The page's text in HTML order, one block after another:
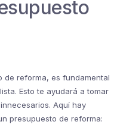
de reforma, es fundamental
Esto te ayudará a tomar
Aquí hay
presupuesto de reforma: